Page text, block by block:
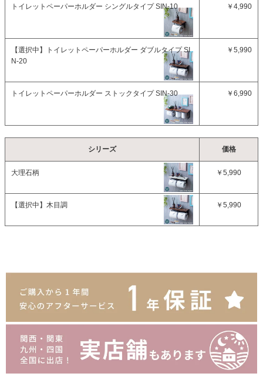
トイレットペーパーホルダー シングルタイプ SIN-10 ￥4,990
【選択中】
トイレットペーパーホルダー ダブルタイプ SI
N-20
￥5,990
トイレットペーパーホルダー ストックタイプ SIN-30 ￥6,990
シリーズ 価格
大理石柄 ￥5,990
【選択中】 木目調 ￥5,990